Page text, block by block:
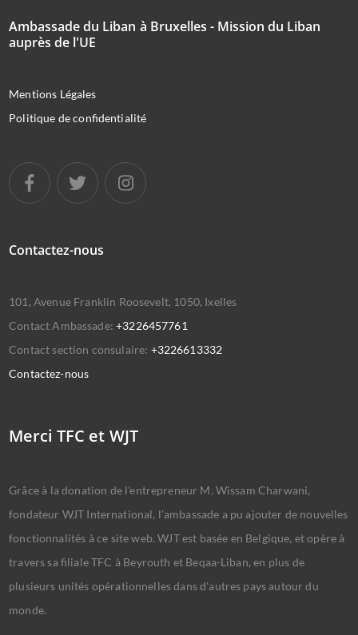
Ambassade du Liban à Bruxelles - Mission du Liban
auprès de l'UE
Mentions Légales
Politique de confidentialité
Contactez-nous
101, Avenue Franklin Roosevelt, 1050, Ixelles
Contact Ambassade:+3226457761
Contact section consulaire: +3226613332
Contactez-nous
Merci TFC et WJT
Grâce à la donation de l'entrepreneur M. Wissam Charwani,
fondateur WJT International, l'ambassade a pu ajouter de nouvelles
fonctionnalités à ce site web. WJT est basée en Belgique, et opère à
travers sa filiale TFC à Beyrouth et Beqaa-Liban, en plus de
plusieurs unités opérationnelles dans d'autres pays autour du
monde.